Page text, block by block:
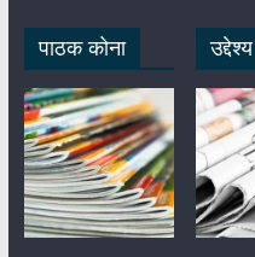
पाठक कोना उद्देश्य